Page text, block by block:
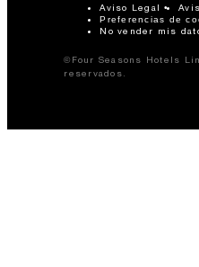
Aviso Legal
Preferencias de
No vender mis
©Four Seasons Hotels
reservados.